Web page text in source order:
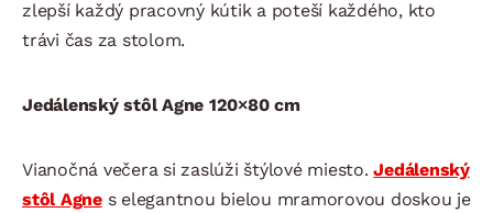
zlepší každý pracovný kútik a poteší každého, kto
trávi čas za stolom.
Jedálenský stôl Agne 120×80 cm
Vianočná večera si zaslúži štýlové miesto.Jedálenský
stôl Agnes elegantnou bielou mramorovou doskou je